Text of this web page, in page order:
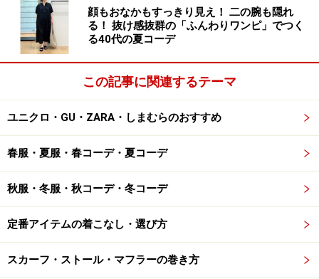
ユニクロ オーバーサイズシャツ 2990円（税込）
リ感があり、高見え度抜群のアイテム。少し大きめのサ
イズ感なので、一枚でトップスとして着るのはもちろ
リッシュです 出典：WEAR
写真は同じユニクロユーの「オーバーサイズシャツ」の
色違いであるオフホワイトを、羽織りとして取り入れた
顔もおなかもすっきり見え！ 二の腕も隠れ
る！ 抜け感抜群の「ふんわりワンピ」でつく
る40代の夏コーデ
この記事に関連するテーマ
ユニクロ・GU・ZARA・しまむらのおすすめ
春服・夏服・春コーデ・夏コーデ
秋服・冬服・秋コーデ・冬コーデ
定番アイテムの着こなし・選び方
スカーフ・ストール・マフラーの巻き方